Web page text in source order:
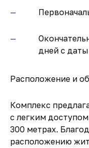
дней с
Расположение и
Комплекс
с легким
300 метрах.
расположению